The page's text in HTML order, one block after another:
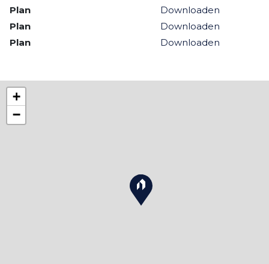
Plan
Downloaden
Plan
Downloaden
Plan
Downloaden
+
−